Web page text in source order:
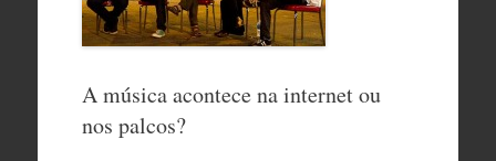
A música acontece na internet ou
nos palcos?